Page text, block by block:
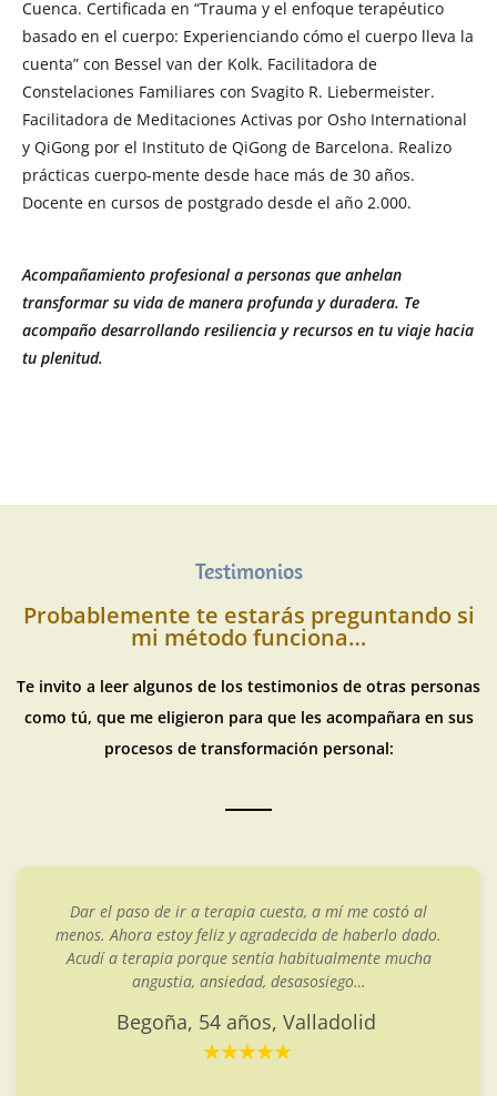
Cuenca. Certificada en “Trauma y el enfoque terapéutico
basado en el cuerpo: Experienciando cómo el cuerpo lleva la
cuenta” con Bessel van der Kolk. Facilitadora de
Constelaciones Familiares con Svagito R. Liebermeister.
Facilitadora de Meditaciones Activas por Osho International
y QiGong por el Instituto de QiGong de Barcelona. Realizo
prácticas cuerpo-mente desde hace más de 30 años.
Docente en cursos de postgrado desde el año 2.000.
Acompañamiento profesional a personas que anhelan
transformar su vida de manera profunda y duradera. Te
acompaño desarrollando resiliencia y recursos en tu viaje hacia
tu plenitud.
Testimonios
Probablemente te estarás preguntando si
mi método funciona…
Te invito a leer algunos de los testimonios de otras personas
como tú, que me eligieron para que les acompañara en sus
procesos de transformación personal:
Dar el paso de ir a terapia cuesta, a mí me costó al
menos. Ahora estoy feliz y agradecida de haberlo dado.
Acudí a terapia porque sentía habitualmente mucha
angustia, ansiedad, desasosiego…
Begoña, 54 años, Valladolid